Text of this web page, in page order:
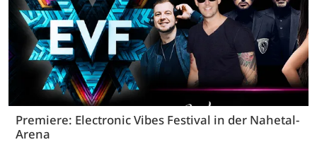
Premiere: Electronic Vibes Festival in der Nahetal-
Arena